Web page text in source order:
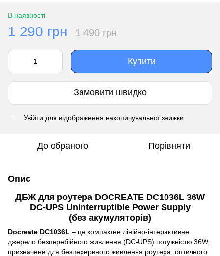
В наявності
1 290 грн 1 490 грн
Купити
Замовити швидко
Увійти для відображення накопичувальної знижки
До обраного Порівняти
Опис
ДБЖ для роутера DOCREATE DC1036L 36W
DC-UPS Uninterruptible Power Supply
(без акумуляторів)
Docreate DC1036L – це компактне лінійно-інтерактивне
джерело безперебійного живлення (DC-UPS) потужністю 36W,
призначене для безперервного живлення роутера, оптичного